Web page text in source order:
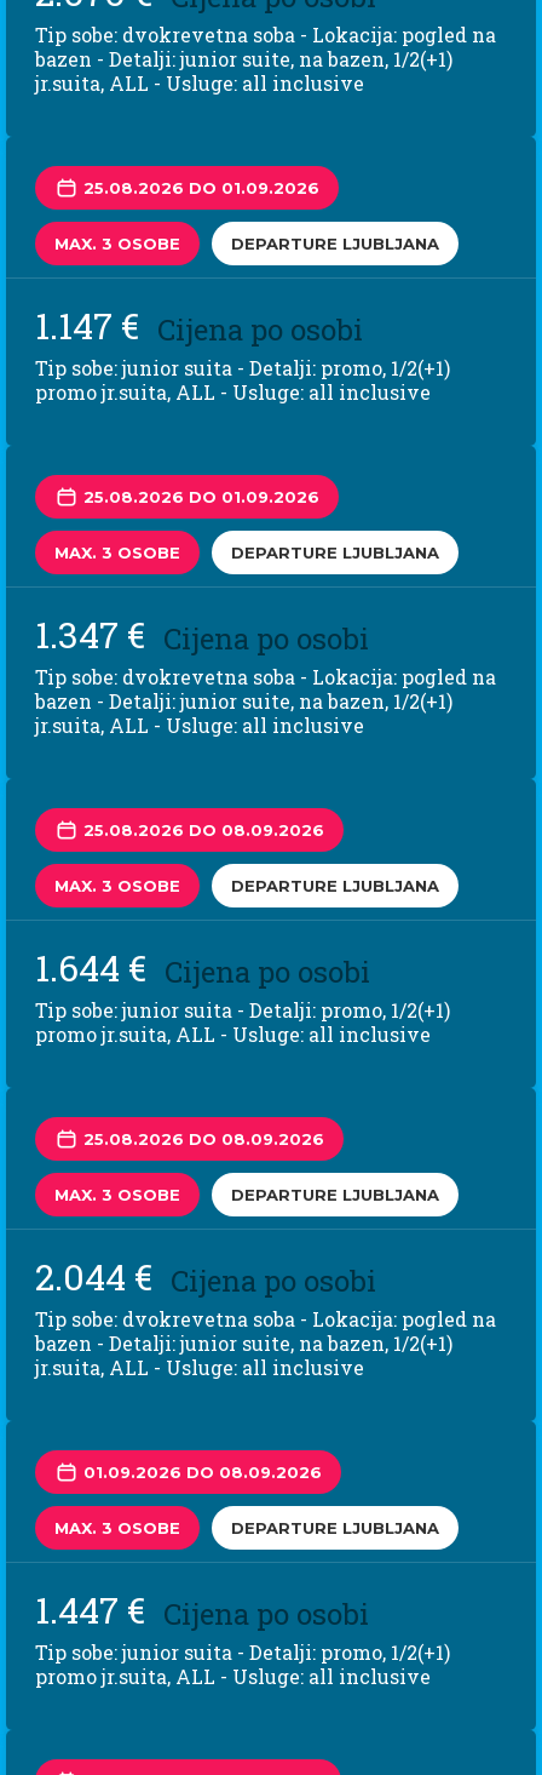
Tip sobe: dvokrevetna soba - Lokacija: pogled na
bazen - Detalji: junior suite, na bazen, 1/2(+1)
jr.suita, ALL - Usluge: all inclusive
25.08.2026 DO 01.09.2026
MAX. 3 OSOBE DEPARTURE LJUBLJANA
1.147 € Cijena po osobi
Tip sobe: junior suita - Detalji: promo, 1/2(+1)
promo jr.suita, ALL - Usluge: all inclusive
25.08.2026 DO 01.09.2026
MAX. 3 OSOBE DEPARTURE LJUBLJANA
1.347 € Cijena po osobi
Tip sobe: dvokrevetna soba - Lokacija: pogled na
bazen - Detalji: junior suite, na bazen, 1/2(+1)
jr.suita, ALL - Usluge: all inclusive
25.08.2026 DO 08.09.2026
MAX. 3 OSOBE DEPARTURE LJUBLJANA
1.644 € Cijena po osobi
Tip sobe: junior suita - Detalji: promo, 1/2(+1)
promo jr.suita, ALL - Usluge: all inclusive
25.08.2026 DO 08.09.2026
MAX. 3 OSOBE DEPARTURE LJUBLJANA
2.044 € Cijena po osobi
Tip sobe: dvokrevetna soba - Lokacija: pogled na
bazen - Detalji: junior suite, na bazen, 1/2(+1)
jr.suita, ALL - Usluge: all inclusive
01.09.2026 DO 08.09.2026
MAX. 3 OSOBE DEPARTURE LJUBLJANA
1.447 € Cijena po osobi
Tip sobe: junior suita - Detalji: promo, 1/2(+1)
promo jr.suita, ALL - Usluge: all inclusive